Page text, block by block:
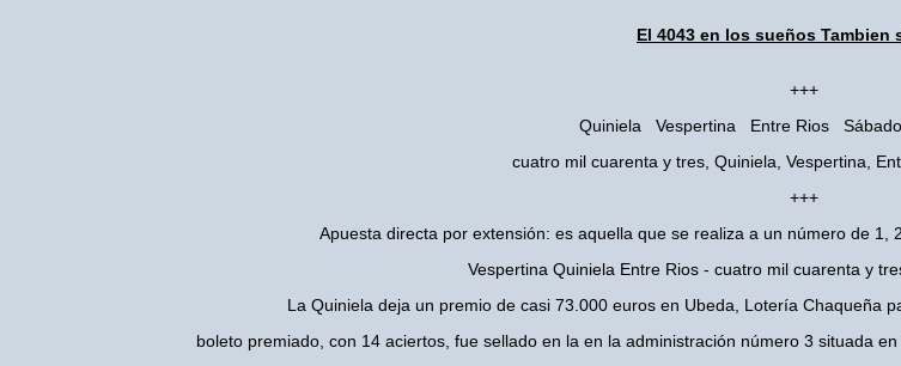
El 4043 en los sueños Tambien
+++
Quiniela Vespertina Entre Rios Sábado
cuatro mil cuarenta y tres, Quiniela, Vespertina,
+++
Apuesta directa por extensión: es aquella que se realiza a un número de 1,
Vespertina Quiniela Entre Rios - cuatro mil cuarenta y
La Quiniela deja un premio de casi 73.000 euros en Ubeda, Lotería Chaqueña
boleto premiado, con 14 aciertos, fue sellado en la en la administración número 3 situada